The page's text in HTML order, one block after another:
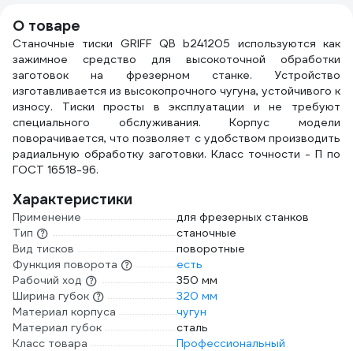
О товаре
Cтаночные тиски GRIFF QB b241205 используются как
зажимное средство для высокоточной обработки
заготовок на фрезерном станке. Устройство
изготавливается из высокопрочного чугуна, устойчивого к
износу. Тиски просты в эксплуатации и не требуют
специального обслуживания. Корпус модели
поворачивается, что позволяет с удобством производить
радиальную обработку заготовки. Класс точности - П по
ГОСТ 16518-96.
Характеристики
Применение
для фрезерных станков
Тип
станочные
Вид тисков
поворотные
Функция поворота
есть
Рабочий ход
350 мм
Ширина губок
320 мм
Материал корпуса
чугун
Материал губок
сталь
Класс товара
Профессиональный